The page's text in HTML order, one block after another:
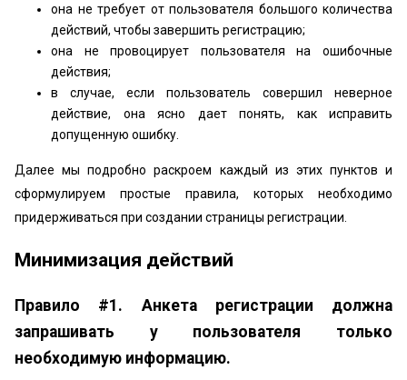
она не требует от пользователя большого количества
действий, чтобы завершить регистрацию;
она не провоцирует пользователя на ошибочные
действия;
в случае, если пользователь совершил неверное
действие, она ясно дает понять, как исправить
допущенную ошибку.
Далее мы подробно раскроем каждый из этих пунктов и
сформулируем простые правила, которых необходимо
придерживаться при создании страницы регистрации.
Минимизация действий
Правило #1. Анкета регистрации должна
запрашивать у пользователя только
необходимую информацию.